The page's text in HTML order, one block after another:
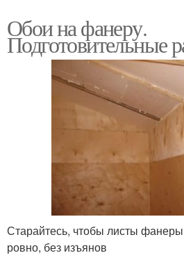
Обои на фанеру.
Подготовительные
Старайтесь, чтобы листы
ровно, без изъянов